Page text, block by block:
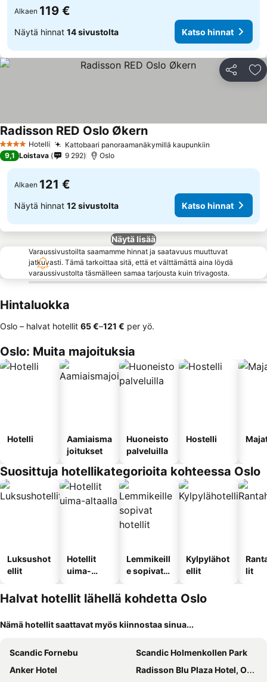
Alkaen 119 €
Näytä hinnat 14 sivustolta Katso hinnat
Jaa
4 Tähtiluokitus
Hotelli Kattobaari panoraamanäkymillä kaupunkiin
Radisson RED Oslo Økern
9,1 Loistava 9 292 Oslo
Alkaen 121 €
Näytä hinnat 12 sivustolta Katso hinnat
Näytä lisää
Varaussivustoilta saamamme hinnat ja saatavuus muuttuvat
jatkuvasti. Tämä tarkoittaa sitä, että et välttämättä aina löydä
varaussivustolta täsmälleen samaa tarjousta kuin trivagosta.
Hintaluokka
Oslo – halvat hotellit ‎65 €–‎121 € per yö.
Oslo: Muita majoituksia
Hotelli
Aamiaisma
joitukset
Huoneisto
palveluilla
Hostelli
Suosittuja hotellikategorioita kohteessa Oslo
Luksushot
ellit
Hotellit
uima-
Lemmikeill
e sopivat
Kylpylähot
ellit
lit
Halvat hotellit lähellä kohdetta Oslo
Nämä hotellit saattavat myös kiinnostaa sinua...
Scandic Fornebu
Scandic Holmenkollen Park
Anker Hotel
Radisson Blu Plaza Hotel, Oslo